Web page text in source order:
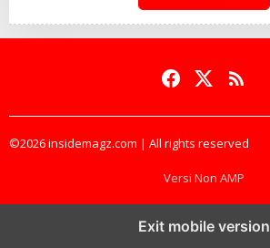
©2026 insidemagz.com | All rights reserved
Versi Non AMP
Exit mobile version